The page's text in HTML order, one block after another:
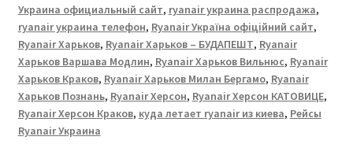
Украина официальный сайт, ryanair украина распродажа,
ryanair украина телефон, Ryanair Україна офіційний сайт,
Ryanair Харьков, Ryanair Харьков – БУДАПЕШТ, Ryanair
Харьков Варшава Модлин, Ryanair Харьков Вильнюс, Ryanair
Харьков Краков, Ryanair Харьков Милан Бергамо, Ryanair
Харьков Познань, Ryanair Херсон, Ryanair Херсон КАТОВИЦЕ,
Ryanair Херсон Краков, куда летает ryanair из киева, Рейсы
Ryanair Украина